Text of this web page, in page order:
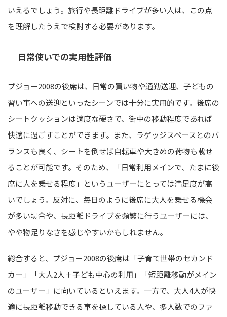
いえるでしょう。旅行や長距離ドライブが多い人は、この点
を理解したうえで検討する必要があります。
日常使いでの実用性評価
プジョー2008の後席は、日常の買い物や通勤送迎、子どもの
習い事への送迎といったシーンでは十分に実用的です。後席の
シートクッションは適度な硬さで、街中の移動程度であれば
快適に過ごすことができます。また、ラゲッジスペースとのバ
ランスも良く、シートを倒せば自転車や大きめの荷物も載せ
ることが可能です。そのため、「日常利用メインで、たまに後
席に人を乗せる程度」というユーザーにとっては満足度が高
いでしょう。反対に、毎日のように後席に大人を乗せる機会
が多い場合や、長距離ドライブを頻繁に行うユーザーには、
やや物足りなさを感じやすいかもしれません。
総合すると、プジョー2008の後席は「子育て世帯のセカンド
カー」「大人2人＋子ども中心の利用」「短距離移動がメイン
のユーザー」に向いているといえます。一方で、大人4人が快
適に長距離移動できる車を探している人や、多人数でのファ